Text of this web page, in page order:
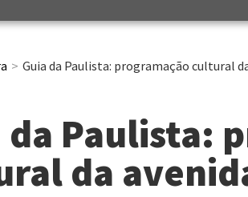
Guia da Paulista: programação cultural
da Paulista:
da